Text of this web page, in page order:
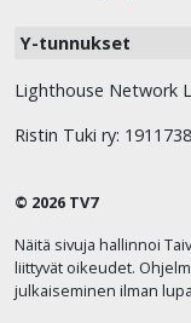
Y-tunnukset
Lighthouse Network
Ristin Tuki ry:
© 2026 TV7
Näitä sivuja hallinnoi
liittyvät oikeudet.
julkaiseminen ilman